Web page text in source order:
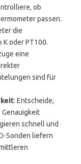
ob
passen.
die
oder PT100.
eine
sind für
: Entscheide,
schnell und
Sonden liefern